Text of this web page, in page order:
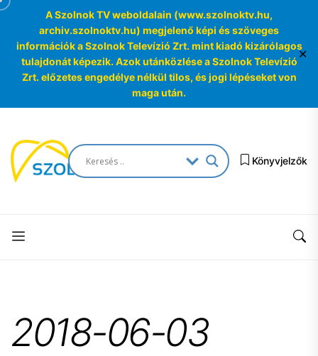
A Szolnok TV weboldalain (www.szolnoktv.hu,
archiv.szolnoktv.hu) megjelenő képi és szöveges
információk a Szolnok Televízió Zrt. mint kiadó kizárólagos
tulajdonát képezik. Azok utánközlése a Szolnok Televízió
Zrt. előzetes engedélye nélkül tilos, és jogi lépéseket von
maga után.
✕
the
content
SzolnokTV
Archívum
Archívum
Könyvjelzők
2018-06-03